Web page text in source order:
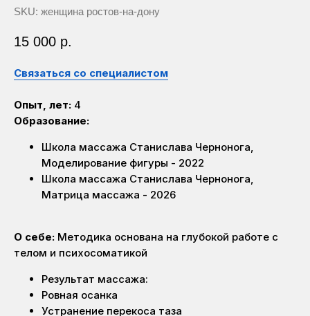
SKU: женщина ростов-на-дону
15 000 р.
Связаться со специалистом
Опыт, лет: 4
Образование:
Школа массажа Станислава Чернонога,
Моделирование фигуры - 2022
Школа массажа Станислава Чернонога,
Матрица массажа - 2026
О себе: Методика основана на глубокой работе с
телом и психосоматикой
Результат массажа:
Ровная осанка
Устранение перекоса таза